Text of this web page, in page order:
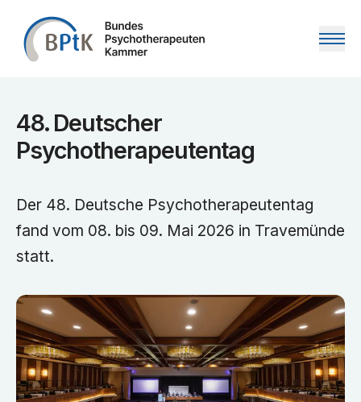
Zum Inhalt springen
48. Deutscher
Psychotherapeutentag
Der 48. Deutsche Psychotherapeutentag
fand vom 08. bis 09. Mai 2026 in Travemünde
statt.